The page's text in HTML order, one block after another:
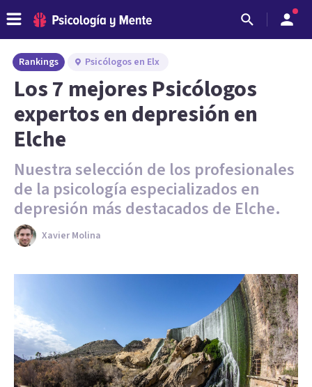
Rankings Psicólogos en Elx
Los 7 mejores Psicólogos
expertos en depresión en
Elche
Nuestra selección de los profesionales
de la psicología especializados en
depresión más destacados de Elche.
Xavier Molina